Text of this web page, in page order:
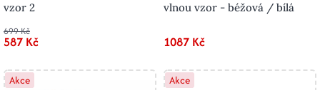
vzor 2
699 Kč
587 Kč
vlnou vzor - béžová / bílá
1087 Kč
Akce
Akce